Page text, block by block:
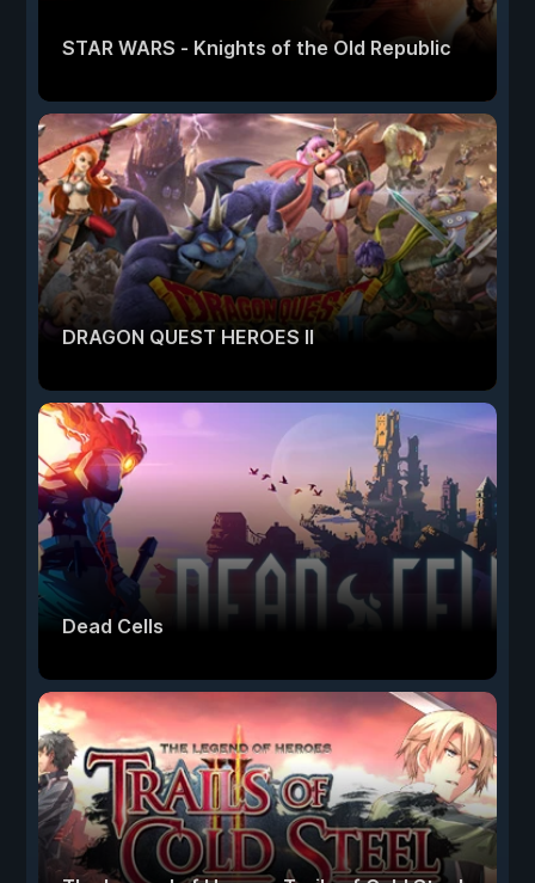
STAR WARS - Knights of the Old Republic
DRAGON QUEST HEROES II
Dead Cells